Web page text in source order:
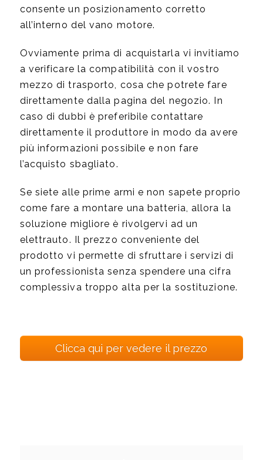
consente un posizionamento corretto
all’interno del vano motore.
Ovviamente prima di acquistarla vi invitiamo
a verificare la compatibilità con il vostro
mezzo di trasporto, cosa che potrete fare
direttamente dalla pagina del negozio. In
caso di dubbi è preferibile contattare
direttamente il produttore in modo da avere
più informazioni possibile e non fare
l’acquisto sbagliato.
Se siete alle prime armi e non sapete proprio
come fare a montare una batteria, allora la
soluzione migliore è rivolgervi ad un
elettrauto. Il prezzo conveniente del
prodotto vi permette di sfruttare i servizi di
un professionista senza spendere una cifra
complessiva troppo alta per la sostituzione.
Clicca qui per vedere il prezzo